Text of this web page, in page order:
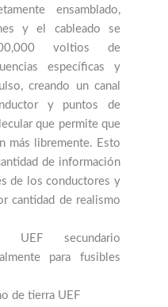
ensamblado,
y el cableado se
voltios de
específicas y
creando un canal
y puntos de
que permite que
más libremente. Esto
de información
de los conductores y
cantidad de realismo
UEF secundario
para fusibles
de tierra UEF